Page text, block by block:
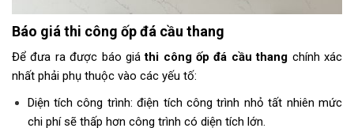
Báo giá thi công ốp đá cầu thang
Để đưa ra được báo giáthi công ốp đá cầu thang chính xác
nhất phải phụ thuộc vào các yếu tố:
Diện tích công trình: điện tích công trình nhỏ tất nhiên mức
chi phí sẽ thấp hơn công trình có diện tích lớn.